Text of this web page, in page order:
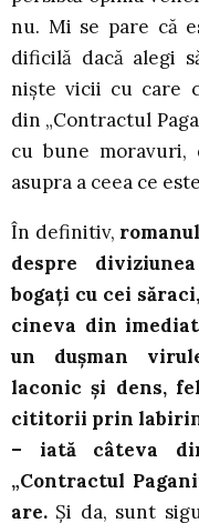
nu. Mi se pare că
dificilă dacă alegi
niște vicii cu care
din „Contractul
cu bune
asupra a ceea ce
În definitiv,
despre
bogați cu cei
cineva din
un dușman
laconic și dens,
cititorii prin
– iată câteva
„Contractul
are. Și da, sunt